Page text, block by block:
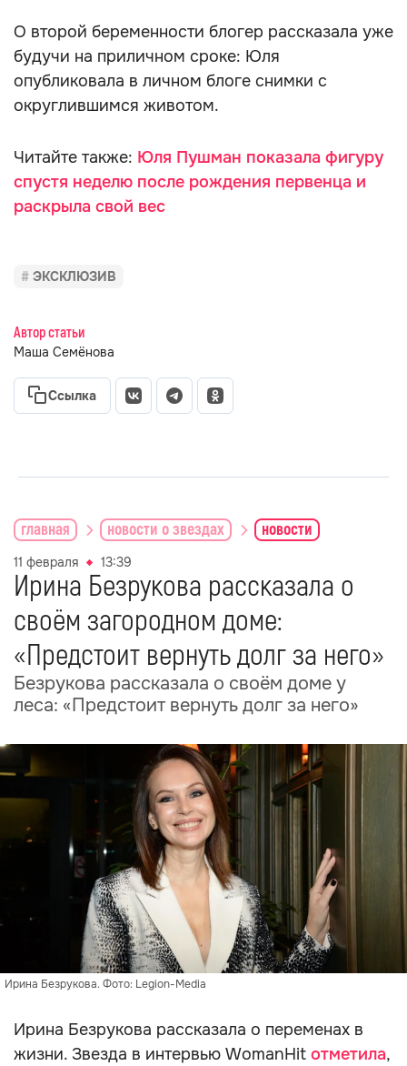
О второй беременности блогер рассказала уже
будучи на приличном сроке: Юля
опубликовала в личном блоге снимки с
округлившимся животом.
Читайте также: Юля Пушман показала фигуру
спустя неделю после рождения первенца и
раскрыла свой вес
ЭКСКЛЮЗИВ
Автор статьи
Маша Семёнова
Ссылка
главная новости о звездах новости
11 февраля 13:39
Ирина Безрукова рассказала о
своём загородном доме:
«Предстоит вернуть долг за него»
Безрукова рассказала о своём доме у
леса: «Предстоит вернуть долг за него»
Ирина Безрукова. Фото: Legion-Media
Ирина Безрукова рассказала о переменах в
жизни. Звезда в интервью WomanHit отметила,